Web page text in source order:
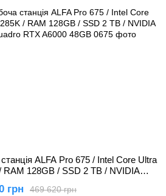
ALFA Pro 675 / Intel Core Ultra
RAM 128GB / SSD 2 TB / NVIDIA
469 620 грн
грн